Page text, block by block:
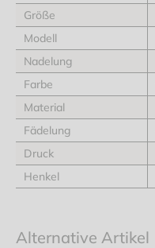
Größe
Modell
Nadelung
Farbe
Material
Fädelung
Druck
Henkel
Alternative Artikel